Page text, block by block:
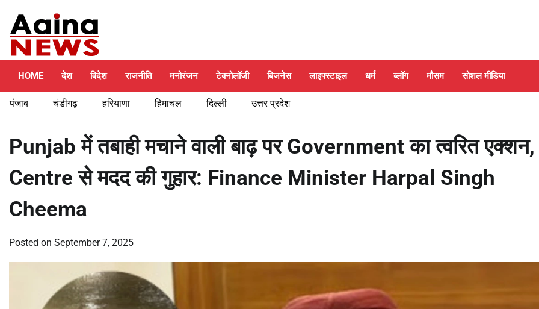
content
HOME देश विदेश राजनीति मनोरंजन टेक्नोलॉजी बिजनेस लाइफ्स्टाइल धर्म ब्लॉग मौसम सोशल मीडिया
पंजाब चंडीगढ़ हरियाणा हिमाचल दिल्ली उत्तर प्रदेश
Punjab में तबाही मचाने वाली बाढ़ पर Government का त्वरित एक्शन,
Centre से मदद की गुहार: Finance Minister Harpal Singh
Cheema
Posted on September 7, 2025